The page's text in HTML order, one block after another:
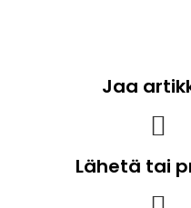
Jaa
Lähetä tai